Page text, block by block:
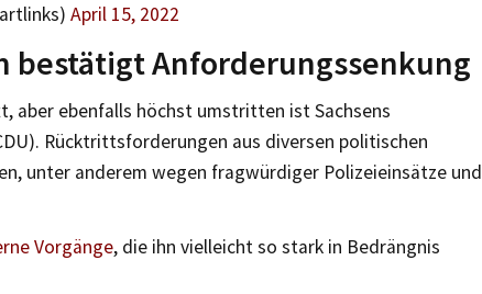
April 15, 2022
bestätigt Anforderungssenkung
aber ebenfalls höchst umstritten ist Sachsens
Rücktrittsforderungen aus diversen politischen
unter anderem wegen fragwürdiger Polizeieinsätze und
Vorgänge, die ihn vielleicht so stark in Bedrängnis